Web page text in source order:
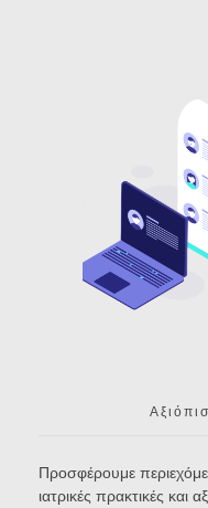
Προσφέρουμε
ιατρικές πρακτικές και